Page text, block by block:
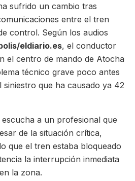
sufrido un cambio tras
entre el tren
control. Según los audios
eldiario.es, el conductor
el centro de mando de Atocha
técnico grave poco antes
siniestro que ha causado ya 42
a un profesional que
de la situación crítica,
que el tren estaba bloqueado
la interrupción inmediata
la zona.